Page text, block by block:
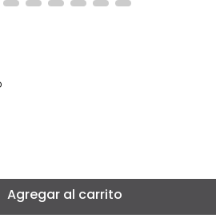
Agregar al carrito